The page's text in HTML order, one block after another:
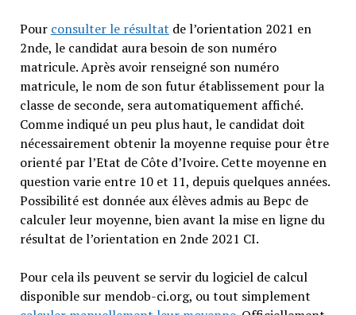
Pour consulter le résultat de l’orientation 2021 en
2nde, le candidat aura besoin de son numéro
matricule. Après avoir renseigné son numéro
matricule, le nom de son futur établissement pour la
classe de seconde, sera automatiquement affiché.
Comme indiqué un peu plus haut, le candidat doit
nécessairement obtenir la moyenne requise pour être
orienté par l’Etat de Côte d’Ivoire. Cette moyenne en
question varie entre 10 et 11, depuis quelques années.
Possibilité est donnée aux élèves admis au Bepc de
calculer leur moyenne, bien avant la mise en ligne du
résultat de l’orientation en 2nde 2021 CI.
Pour cela ils peuvent se servir du logiciel de calcul
disponible sur mendob-ci.org, ou tout simplement